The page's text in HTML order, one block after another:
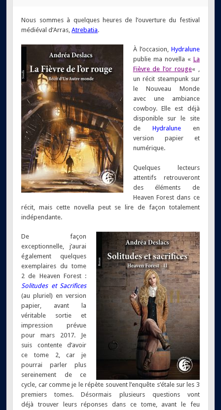
Nous sommes à quelques heures de l’ouverture du festival
médiéval d’Arras, Atrebatia.
Àl’occasion, Hydralune
publie ma novella « La
Fièvre de l’or rouge« ,
un récit steampunk sur
le Nouveau Monde
avec une ambiance
cowboy. Elle est déjà
disponible sur le site
de Hydraluneen
version papier et
numérique.
Quelques lecteurs
attentifs retrouveront
des éléments de
Heaven Forest dans ce
récit, mais cette novella peut se lire de façon totalement
indépendante.
De façon
exceptionnelle, j’aurai
également quelques
exemplaires du tome
2 de Heaven Forest :
Solitudes et Sacrifices
(au pluriel) en version
papier, avant la
véritable sortie et
impression prévue
pour mars 2017. Je
suis contente d’avoir
ce tome 2, car je
pourrai parler plus
sereinement de ce
cycle, car comme je le répète souvent l’enquête s’étale sur les 3
premiers tomes. Désormais plusieurs questions vont
déjà trouver leurs réponses dans ce tome, avant le feu